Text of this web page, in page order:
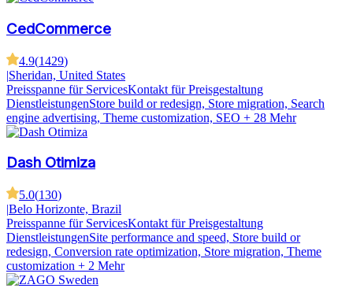
CedCommerce
4.9(1429)
|Sheridan, United States
Preisspanne für ServicesKontakt für Preisgestaltung
DienstleistungenStore build or redesign, Store migration, Search
engine advertising, Theme customization, SEO + 28 Mehr
Dash Otimiza
5.0(130)
|Belo Horizonte, Brazil
Preisspanne für ServicesKontakt für Preisgestaltung
DienstleistungenSite performance and speed, Store build or
redesign, Conversion rate optimization, Store migration, Theme
customization + 2 Mehr